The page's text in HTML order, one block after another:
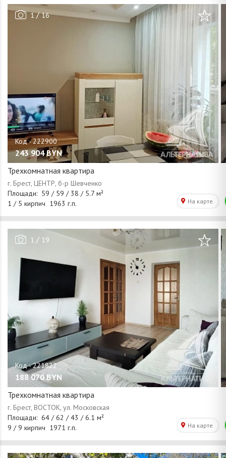
1/16
243 904 BYN
Трехкомнатная квартира
1 / 19
188 070 BYN
Трехкомнатная квартира